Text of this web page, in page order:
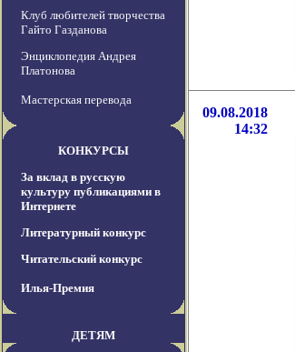
Клуб любителей творчества
Гайто Газданова
Энциклопедия Андрея
Платонова
Мастерская перевода
КОНКУРСЫ
За вклад в русскую
культуру публикациями в
Интернете
Литературный конкурс
Читательский конкурс
Илья-Премия
ДЕТЯМ
09.08.2018
14:32